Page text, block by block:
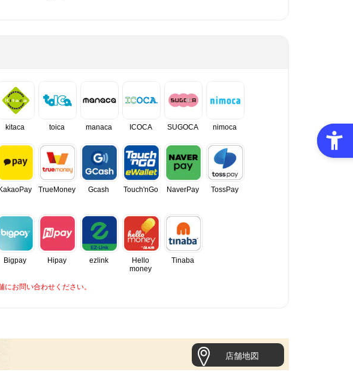
kitaca toica manaca ICOCA SUGOCA nimoca
KakaoPay TrueMoney Gcash Touch'nGo NaverPay TossPay
Bigpay Hipay ezlink
Hello
money
Tinaba
お問い合わせください。
店舗地図